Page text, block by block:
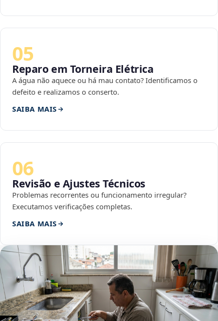
05
Reparo em Torneira Elétrica
A água não aquece ou há mau contato? Identificamos o
defeito e realizamos o conserto.
SAIBA MAIS
06
Revisão e Ajustes Técnicos
Problemas recorrentes ou funcionamento irregular?
Executamos verificações completas.
SAIBA MAIS